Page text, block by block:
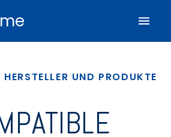
UND PRODUKTE